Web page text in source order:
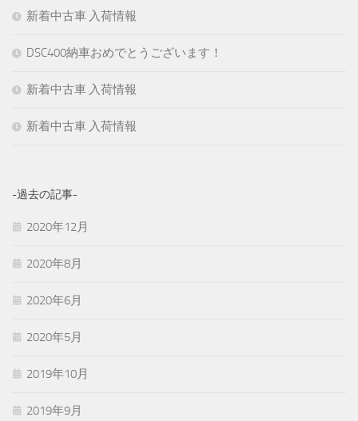
新着中古車 入荷情報
DSC400納車おめでとうございます！
新着中古車 入荷情報
新着中古車 入荷情報
-過去の記事-
2020年12月
2020年8月
2020年6月
2020年5月
2019年10月
2019年9月